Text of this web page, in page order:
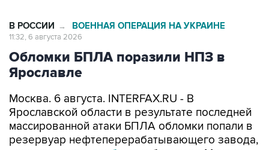
В РОССИИ → ВОЕННАЯ ОПЕРАЦИЯ НА УКРАИНЕ
11:32, 6 августа 2026
Обломки БПЛА поразили НПЗ в
Ярославле
Москва. 6 августа. INTERFAX.RU - В
Ярославской области в результате последней
массированной атаки БПЛА обломки попали в
резервуар нефтеперерабатывающего завода,